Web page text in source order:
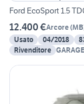
Ford EcoSport 1.5
12.400 €Arcore(MB
Usato
04/2018
Rivenditore